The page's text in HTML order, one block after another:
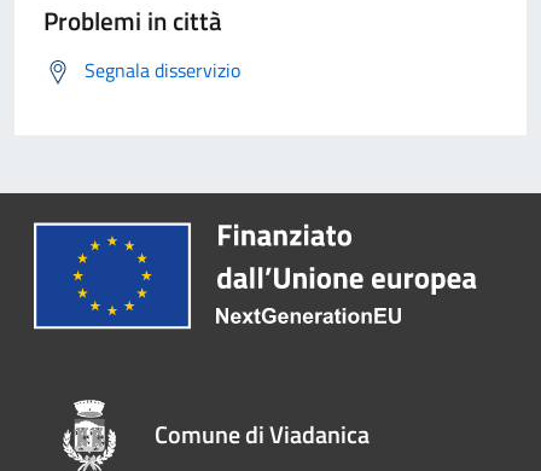
Problemi in città
Segnala disservizio
Comune di Viadanica